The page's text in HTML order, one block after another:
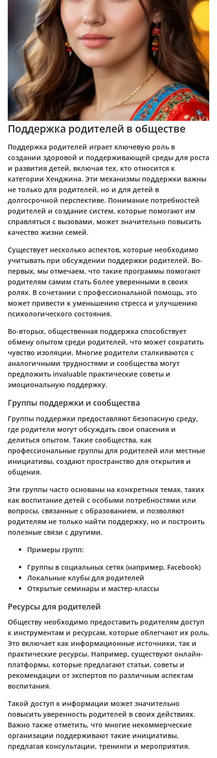
Поддержка родителей в обществе
Поддержка родителей играет ключевую роль в
создании здоровой и поддерживающей среды для роста
и развития детей, включая тех, кто относится к
категории Хенджина. Эти механизмы поддержки важны
не только для родителей, но и для детей в
долгосрочной перспективе. Понимание потребностей
родителей и создание систем, которые помогают им
справляться с вызовами, может значительно повысить
качество жизни семей.
Существует несколько аспектов, которые необходимо
учитывать при обсуждении поддержки родителей. Во-
первых, мы отмечаем, что такие программы помогают
родителям самим стать более уверенными в своих
ролях. В сочетании с профессиональной помощь, это
может привести к уменьшению стресса и улучшению
психологического состояния.
Во-вторых, общественная поддержка способствует
обмену опытом среди родителей, что может сократить
чувство изоляции. Многие родители сталкиваются с
аналогичными трудностями и сообщества могут
предложить invaluable практические советы и
эмоциональную поддержку.
Группы поддержки и сообщества
Группы поддержки предоставляют безопасную среду,
где родители могут обсуждать свои опасения и
делиться опытом. Такие сообщества, как
профессиональные группы для родителей или местные
инициативы, создают пространство для открытия и
общения.
Эти группы часто основаны на конкретных темах, таких
как воспитание детей с особыми потребностями или
вопросы, связанные с образованием, и позволяют
родителям не только найти поддержку, но и построить
полезные связи с другими.
Примеры групп:
Группы в социальных сетях (например, Facebook)
Локальные клубы для родителей
Открытые семинары и мастер-классы
Ресурсы для родителей
Обществу необходимо предоставить родителям доступ
к инструментам и ресурсам, которые облегчают их роль.
Это включает как информационные источники, так и
практические ресурсы. Например, существуют онлайн-
платформы, которые предлагают статьи, советы и
рекомендации от экспертов по различным аспектам
воспитания.
Такой доступ к информации может значительно
повысить уверенность родителей в своих действиях.
Важно также отметить, что многие некоммерческие
организации поддерживают такие инициативы,
предлагая консультации, тренинги и мероприятия.